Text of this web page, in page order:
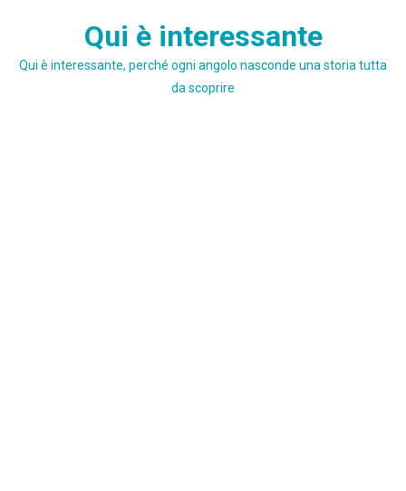
Qui è interessante
Qui è interessante, perché ogni angolo nasconde una storia tutta
da scoprire